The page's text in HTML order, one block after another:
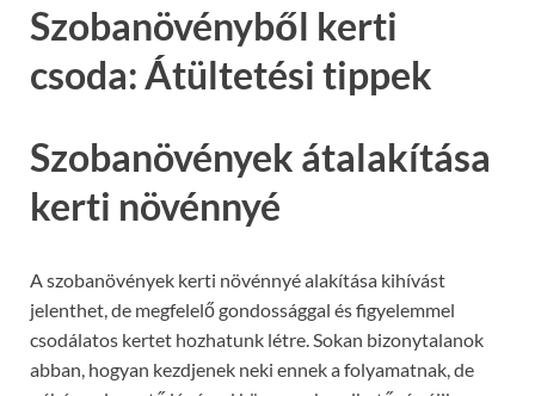
Szobanövényből kerti
csoda: Átültetési tippek
Szobanövények átalakítása
kerti növénnyé
A szobanövények kerti növénnyé alakítása kihívást
jelenthet, de megfelelő gondossággal és figyelemmel
csodálatos kertet hozhatunk létre. Sokan bizonytalanok
abban, hogyan kezdjenek neki ennek a folyamatnak, de